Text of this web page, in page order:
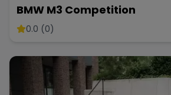
BMW M3 Competition
0.0 (0)